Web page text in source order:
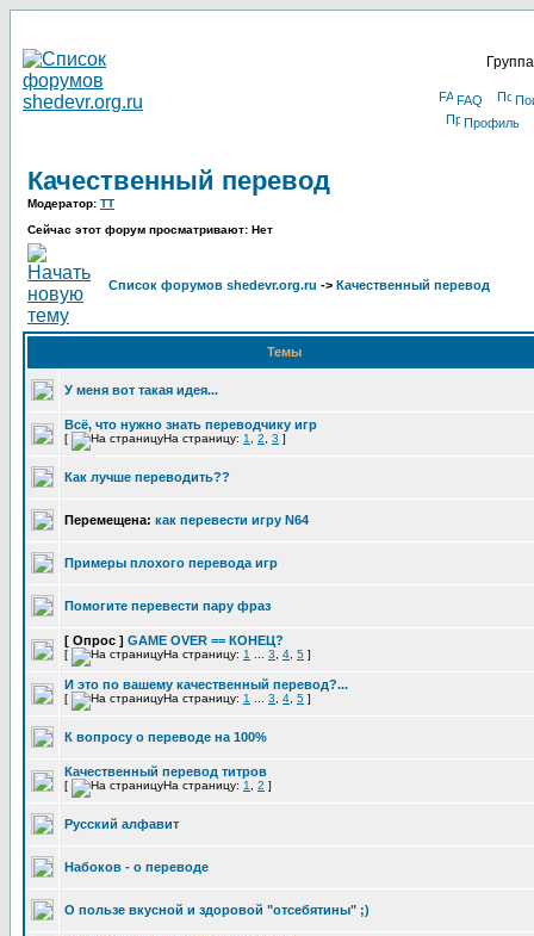
FAQ
Профиль
Качественный перевод
Модератор: TT
Сейчас этот форум просматривают: Нет
Список форумов shedevr.org.ru -> Качественный перевод
Темы
У меня вот такая идея...
Всё, что нужно знать переводчику игр
[ На страницу: 1 2 3 ]
Как лучше переводить??
Перемещена: как перевести игру N64
Примеры плохого перевода игр
Помогите перевести пару фраз
[ Опрос ] GAME OVER == КОНЕЦ?
[ На страницу: 1 3 4 5 ]
И это по вашему качественный перевод?...
[ На страницу: 1 3 4 5 ]
К вопросу о переводе на 100%
Качественный перевод титров
[ На страницу: 1 2 ]
Русский алфавит
Набоков - о переводе
О пользе вкусной и здоровой "отсебятины" ;)